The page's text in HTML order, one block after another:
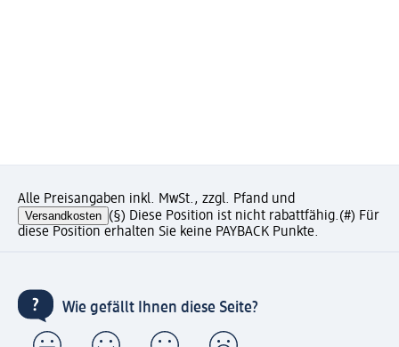
Alle Preisangaben inkl. MwSt., zzgl. Pfand und
Versandkosten (§) Diese Position ist nicht rabattfähig.(#) Für
diese Position erhalten Sie keine PAYBACK Punkte.
Wie gefällt Ihnen diese Seite?